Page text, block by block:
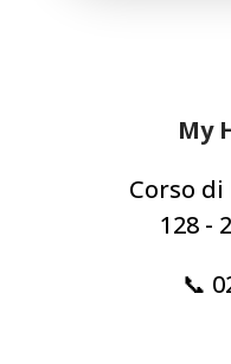
My
Corso
128 -
📞